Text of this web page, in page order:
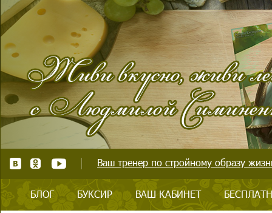
Ваш тренер по стройному образу
БЛОГ БУКСИР ВАШ КАБИНЕТ